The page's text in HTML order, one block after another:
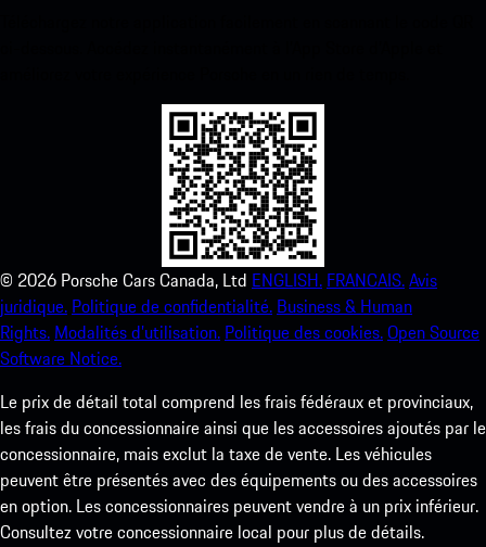
© 2026 Porsche Cars Canada, Ltd ENGLISH. FRANCAIS.Avis
juridique. Politique de confidentialité. Business & Human
Rights. Modalités d’utilisation. Politique des cookies.Open Source
Software Notice.
Le prix de détail total comprend les frais fédéraux et provinciaux,
les frais du concessionnaire ainsi que les accessoires ajoutés par le
concessionnaire, mais exclut la taxe de vente. Les véhicules
peuvent être présentés avec des équipements ou des accessoires
en option. Les concessionnaires peuvent vendre à un prix inférieur.
Consultez votre concessionnaire local pour plus de détails.